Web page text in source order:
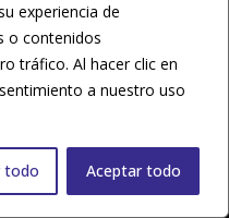
experiencia de
o contenidos
tráfico. Al hacer clic en
a nuestro uso
todo Aceptar todo
en la Transformación